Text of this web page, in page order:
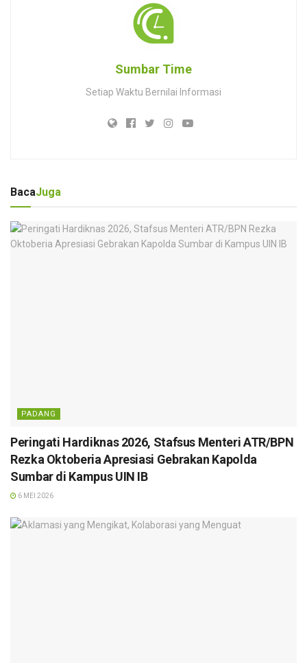
Sumbar Time
Setiap Waktu Bernilai Informasi
BacaJuga
PADANG
Peringati Hardiknas 2026, Stafsus Menteri ATR/BPN
Rezka Oktoberia Apresiasi Gebrakan Kapolda
Sumbar di Kampus UIN IB
6 MEI 2026